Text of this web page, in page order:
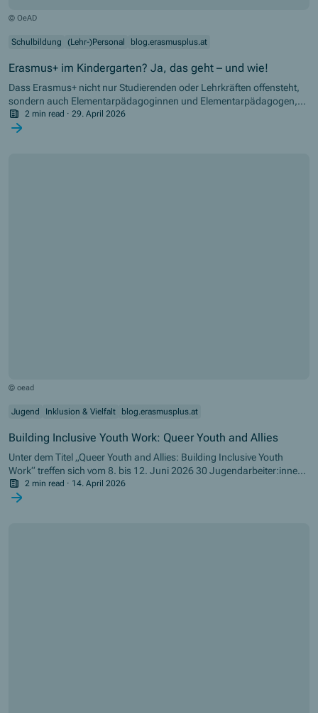
© OeAD
Schulbildung (Lehr-)Personal blog.erasmusplus.at
Erasmus+ im Kindergarten? Ja, das geht – und wie!
Dass Erasmus+ nicht nur Studierenden oder Lehrkräften offensteht,
sondern auch Elementarpädagoginnen und Elementarpädagogen,
zeigt das Beispiel von Lena, einer 18-jährigen Elementarpädagogin
aus Bayern.
2 min read · 29. April 2026
© oead
Jugend Inklusion & Vielfalt blog.erasmusplus.at
Building Inclusive Youth Work: Queer Youth and Allies
Unter dem Titel „Queer Youth and Allies: Building Inclusive Youth
Work“ treffen sich vom 8. bis 12. Juni 2026 30 Jugendarbeiter:innen
aus Programm- und Partnerländern in Wien, um gemeinsam
Teilnahmehürden an Angeboten der Jugendarbeit sowie an den
2 min read · 14. April 2026